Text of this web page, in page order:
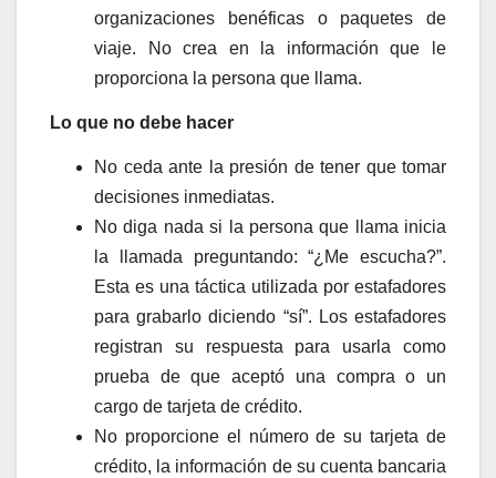
organizaciones benéficas o paquetes de
viaje. No crea en la información que le
proporciona la persona que llama.
Lo que no debe hacer
No ceda ante la presión de tener que tomar
decisiones inmediatas.
No diga nada si la persona que llama inicia
la llamada preguntando: “¿Me escucha?”.
Esta es una táctica utilizada por estafadores
para grabarlo diciendo “sí”. Los estafadores
registran su respuesta para usarla como
prueba de que aceptó una compra o un
cargo de tarjeta de crédito.
No proporcione el número de su tarjeta de
crédito, la información de su cuenta bancaria